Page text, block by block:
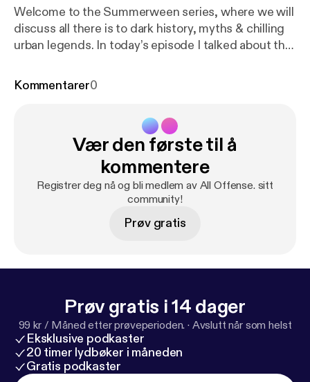
Welcome to the Summerween series, where we will
discuss all there is to dark history, myths & chilling
urban legends. In today’s episode I talked about the
surrounding women throughout the history, the
Kommentarer0
Vær den første til å
kommentere
Registrer deg nå og bli medlem av All Offense. sitt
community!
Prøv gratis
Prøv gratis i 14 dager
99 kr / Måned etter prøveperioden. · Avslutt når som helst
Eksklusive podkaster
20 timer lydbøker i måneden
Gratis podkaster